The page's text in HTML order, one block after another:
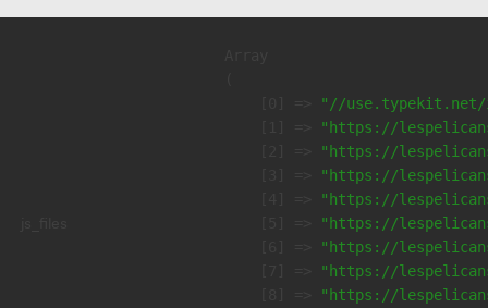
"//
"https://
"https://
"https://
"https://
"https://
"https://
"https://
"https://